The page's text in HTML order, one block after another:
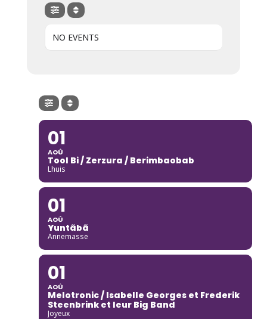
NO EVENTS
01
AOÛ
Tool Bi / Zerzura / Berimbaobab
Lhuis
01
AOÛ
Yuntãbã
Annemasse
01
AOÛ
Melotronic / Isabelle Georges et Frederik
Steenbrink et leur Big Band
Joyeux